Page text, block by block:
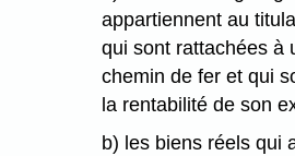
appartiennent au
qui sont rattachées à
chemin de fer et qui
la rentabilité de son
b) les biens réels qui